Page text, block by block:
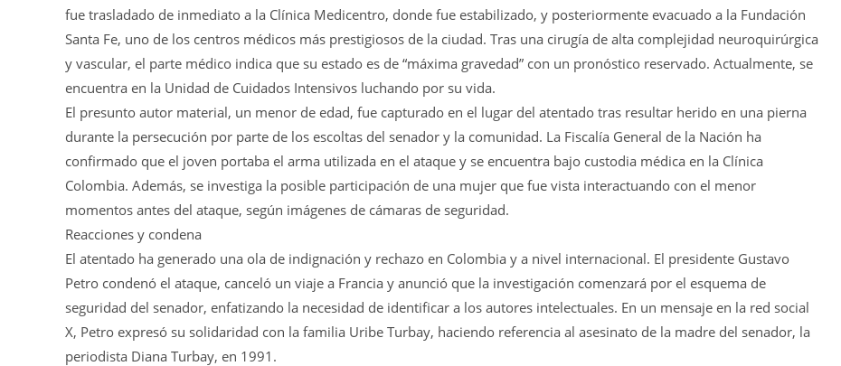
fue trasladado de inmediato a la Clínica Medicentro, donde fue estabilizado, y posteriormente evacuado a la Fundación
Santa Fe, uno de los centros médicos más prestigiosos de la ciudad. Tras una cirugía de alta complejidad neuroquirúrgica
y vascular, el parte médico indica que su estado es de “máxima gravedad” con un pronóstico reservado. Actualmente, se
encuentra en la Unidad de Cuidados Intensivos luchando por su vida.
El presunto autor material, un menor de edad, fue capturado en el lugar del atentado tras resultar herido en una pierna
durante la persecución por parte de los escoltas del senador y la comunidad. La Fiscalía General de la Nación ha
confirmado que el joven portaba el arma utilizada en el ataque y se encuentra bajo custodia médica en la Clínica
Colombia. Además, se investiga la posible participación de una mujer que fue vista interactuando con el menor
momentos antes del ataque, según imágenes de cámaras de seguridad.
Reacciones y condena
El atentado ha generado una ola de indignación y rechazo en Colombia y a nivel internacional. El presidente Gustavo
Petro condenó el ataque, canceló un viaje a Francia y anunció que la investigación comenzará por el esquema de
seguridad del senador, enfatizando la necesidad de identificar a los autores intelectuales. En un mensaje en la red social
X, Petro expresó su solidaridad con la familia Uribe Turbay, haciendo referencia al asesinato de la madre del senador, la
periodista Diana Turbay, en 1991.